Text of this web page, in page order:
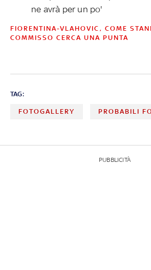
ne avrà per un po'
FIORENTINA-VLAHOVIC, COME STANNO LE COSE.
COMMISSO CERCA UNA PUNTA
TAG:
FOTOGALLERY PROBABILI
PUBBLICITÀ